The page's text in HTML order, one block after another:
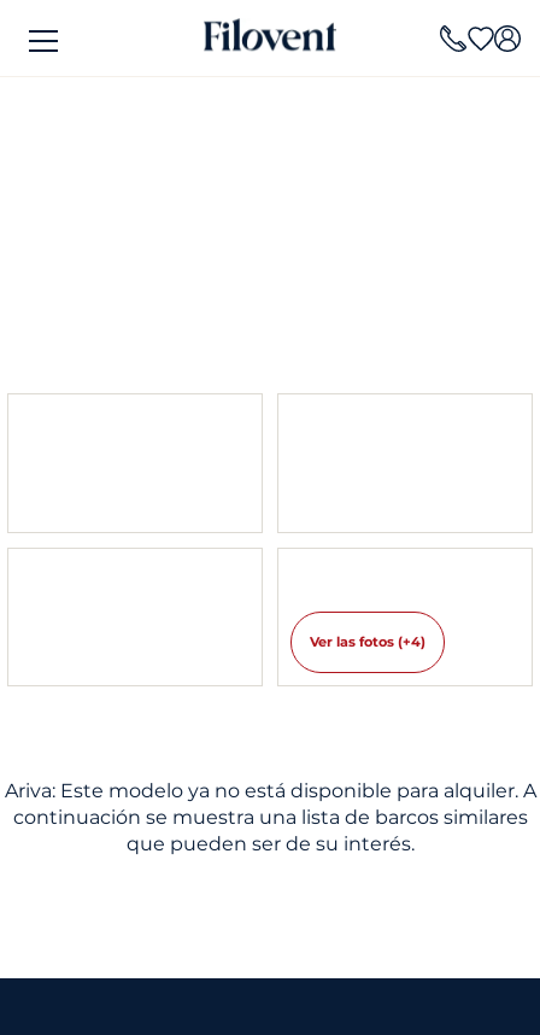
Ver las fotos (+4)
Ariva: Este modelo ya no está disponible para alquiler. A
continuación se muestra una lista de barcos similares
que pueden ser de su interés.